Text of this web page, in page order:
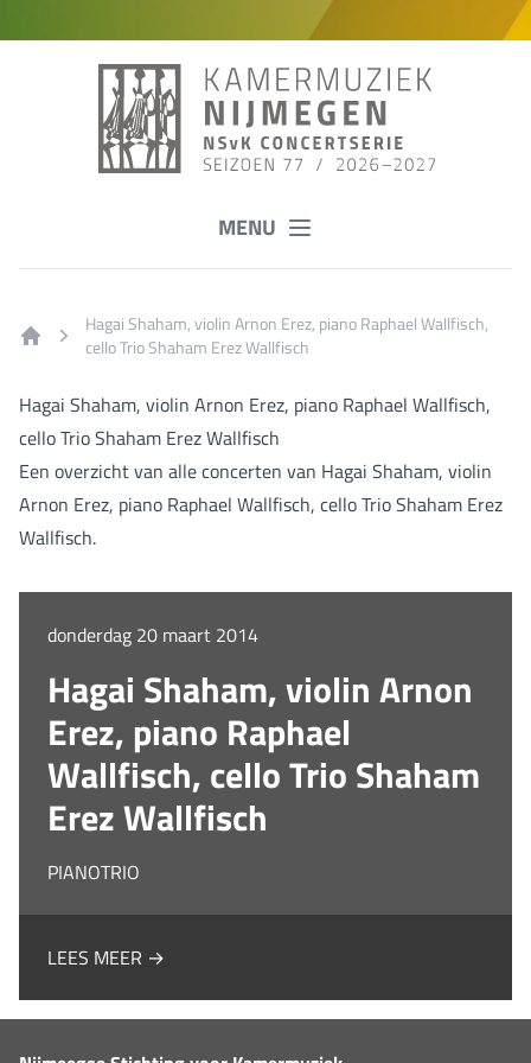
MENU
Hagai Shaham, violin Arnon Erez, piano Raphael Wallfisch,
cello Trio Shaham Erez Wallfisch
Hagai Shaham, violin Arnon Erez, piano Raphael Wallfisch,
cello Trio Shaham Erez Wallfisch
Een overzicht van alle concerten van Hagai Shaham, violin
Arnon Erez, piano Raphael Wallfisch, cello Trio Shaham Erez
Wallfisch.
donderdag 20 maart 2014
Hagai Shaham, violin Arnon
Erez, piano Raphael
Wallfisch, cello Trio Shaham
Erez Wallfisch
PIANOTRIO
LEES MEER →